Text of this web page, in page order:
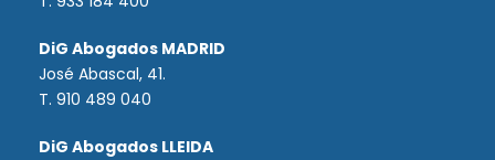
DiG Abogados MADRID
José Abascal, 41.
T. 910 489 040
DiG Abogados LLEIDA